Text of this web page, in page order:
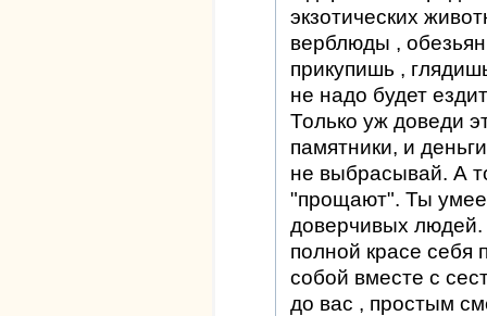
экзотических
верблюды ,
прикупишь ,
не надо будет
Только уж доведи
памятники, и
не выбрасывай. А
"прощают". Ты
доверчивых
полной красе себя
собой вместе с
до вас , простым